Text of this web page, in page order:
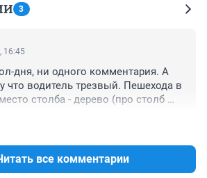
3
16:45
дня, ни одного комментария. А
что водитель трезвый. Пешехода в
столба - дерево (про столб
все комментарии